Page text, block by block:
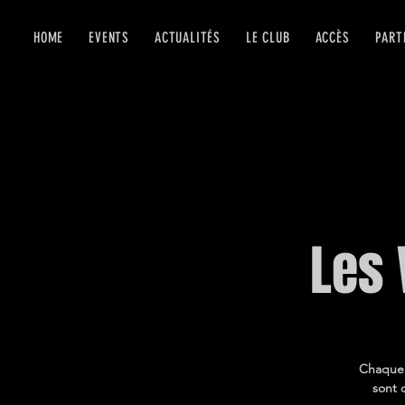
HOME EVENTS ACTUALITÉS LE CLUB ACCÈS
Les
sont